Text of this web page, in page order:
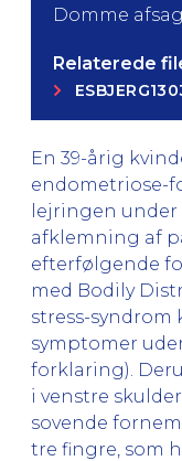
Domme
Relaterede
En 39-årig
endometriose-
lejringen
afklemning af
efterfølgende
med Bodily
stress-
symptomer
forklaring).
i venstre
sovende
tre fingre, som